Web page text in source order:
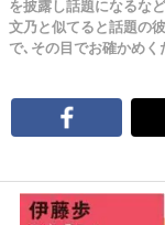
を披露し話題になるな
文乃と似てると話題の
で､その目でお確かめく